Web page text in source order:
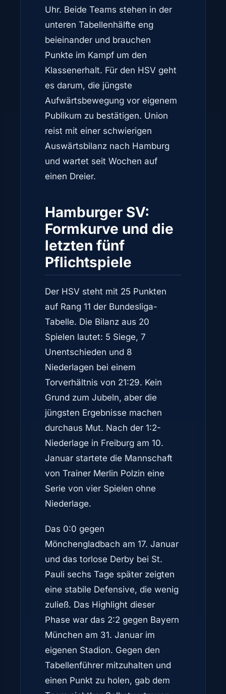
Uhr. Beide Teams stehen in der
unteren Tabellenhälfte eng
beieinander und brauchen
Punkte im Kampf um den
Klassenerhalt. Für den HSV geht
es darum, die jüngste
Aufwärtsbewegung vor eigenem
Publikum zu bestätigen. Union
reist mit einer schwierigen
Auswärtsbilanz nach Hamburg
und wartet seit Wochen auf
einen Dreier.
Hamburger SV:
Formkurve und die
letzten fünf
Pflichtspiele
Der HSV steht mit 25 Punkten
auf Rang 11 der Bundesliga-
Tabelle. Die Bilanz aus 20
Spielen lautet: 5 Siege, 7
Unentschieden und 8
Niederlagen bei einem
Torverhältnis von 21:29. Kein
Grund zum Jubeln, aber die
jüngsten Ergebnisse machen
durchaus Mut. Nach der 1:2-
Niederlage in Freiburg am 10.
Januar startete die Mannschaft
von Trainer Merlin Polzin eine
Serie von vier Spielen ohne
Niederlage.
Das 0:0 gegen
Mönchengladbach am 17. Januar
und das torlose Derby bei St.
Pauli sechs Tage später zeigten
eine stabile Defensive, die wenig
zuließ. Das Highlight dieser
Phase war das 2:2 gegen Bayern
München am 31. Januar im
eigenen Stadion. Gegen den
Tabellenführer mitzuhalten und
einen Punkt zu holen, gab dem